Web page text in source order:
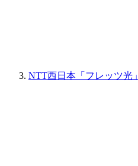
NTT西日本「フレッツ光」